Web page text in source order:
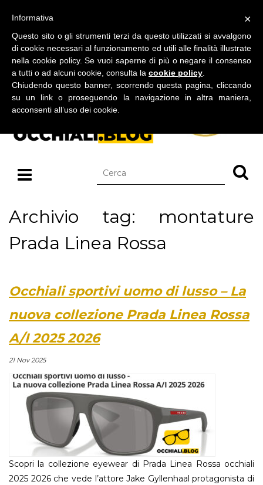
BLOG SU OCCHIALI DA SOLE E OCCHIALI DA VISTA
Archivio tag: montature
Prada Linea Rossa
Occhiali sportivi uomo di lusso – La
nuova collezione Prada Linea Rossa
A/I 2025 2026
21 Nov 2025
Scopri la collezione eyewear di Prada Linea Rossa occhiali
2025 2026 che vede l’attore Jake Gyllenhaal protagonista di
×
Informativa
Questo sito o gli strumenti terzi da questo utilizzati si avvalgono
di cookie necessari al funzionamento ed utili alle finalità illustrate
nella cookie policy. Se vuoi saperne di più o negare il consenso
a tutti o ad alcuni cookie, consulta la cookie policy
Chiudendo questo banner, scorrendo questa pagina, cliccando
su un link o proseguendo la navigazione in altra maniera,
acconsenti all’uso dei cookie.